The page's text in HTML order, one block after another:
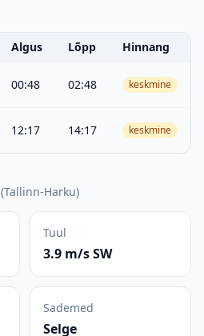
Algus Lõpp
Hinnang
00:48 02:48 keskmine
12:17 14:17 keskmine
(Tallinn-Harku)
Tuul
3.9 m/s SW
Sademed
Selge